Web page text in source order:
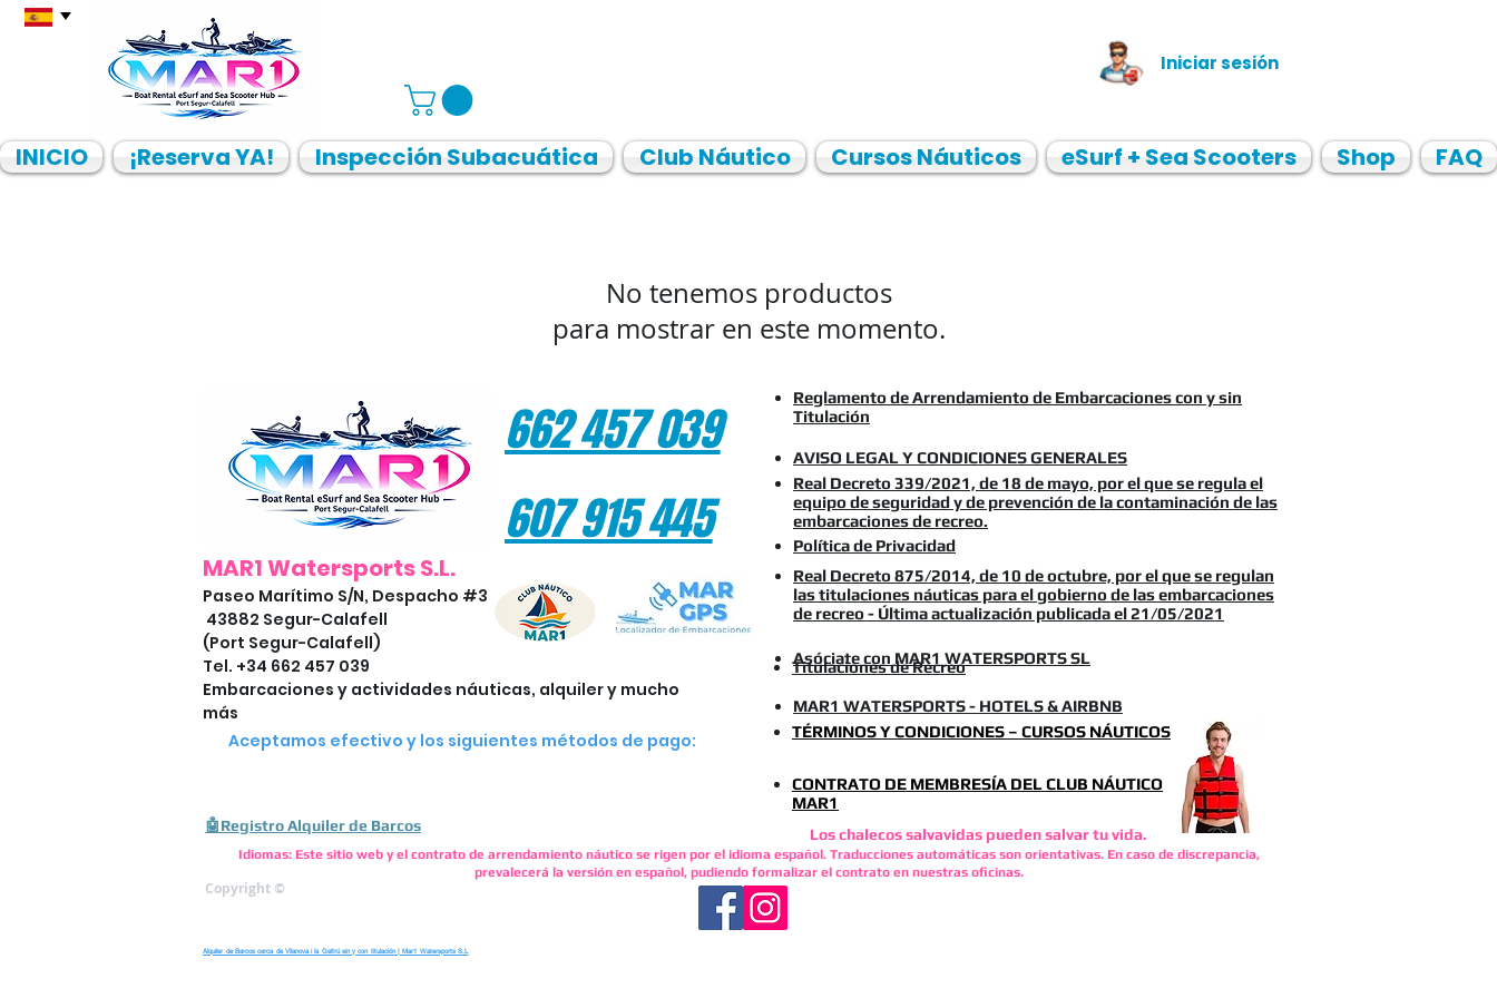
Iniciar sesión
INICIO ¡Reserva YA! Inspección Subacuática Club Náutico Cursos Náuticos eSurf + Sea Scooters Shop FAQ
No tenemos productos
para mostrar en este momento.
662 457 039
607 915 445
Reglamento de Arrendamiento de Embarcaciones con y sin
Titulación
AVISO LEGAL Y CONDICIONES GENERALES
MAR1 Watersports S.L.
Paseo Marítimo S/N, Despacho #3
43882 Segur-Calafell
(Port Segur-Calafell)
Tel. +34 662 457 039
Embarcaciones y actividades náuticas, alquiler y mucho
más
Real Decreto 875/2014, de 10 de octubre, por el que se regulan
las titulaciones náuticas para el gobierno de las embarcaciones
de recreo - Última actualización publicada el 21/05/2021
Titulaciones de Recreo
Copyright ©
Real Decreto 339/2021, de 18 de mayo, por el que se regula el
equipo de seguridad y de prevención de la contaminación de las
embarcaciones de recreo.
Los chalecos salvavidas pueden salvar tu vida.
Aceptamos efectivo y los siguientes métodos de pago:
Política de Privacidad
Asóciate con MAR1 WATERSPORTS SL
MAR1 WATERSPORTS - HOTELS & AIRBNB
TÉRMINOS Y CONDICIONES – CURSOS NÁUTICOS
CONTRATO DE MEMBRESÍA DEL CLUB NÁUTICO
MAR1
🤖Registro Alquiler de Barcos
Idiomas: Este sitio web y el contrato de arrendamiento náutico se rigen por el idioma español. Traducciones automáticas son orientativas. En caso de discrepancia,
prevalecerá la versión en español, pudiendo formalizar el contrato en nuestras oficinas.
Alquiler de Barcos cerca de Vilanova i la Geltrú sin y con titulación | Mar1 Watersports S.L